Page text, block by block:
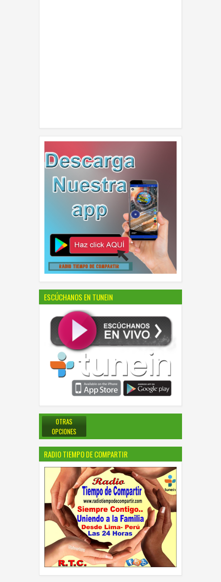
ESCÚCHANOS EN TUNEIN
OTRAS
OPCIONES
RADIO TIEMPO DE COMPARTIR